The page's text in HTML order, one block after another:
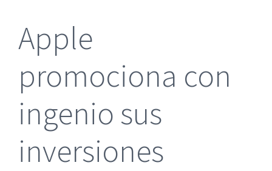
Apple
promociona con
ingenio sus
inversiones